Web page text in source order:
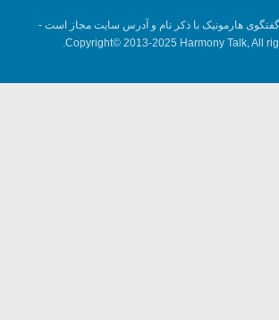
هارمونیک با ذکر نام و آدرس سایت مجاز است -
Copyright© 2013-2025 Harmony Talk, All